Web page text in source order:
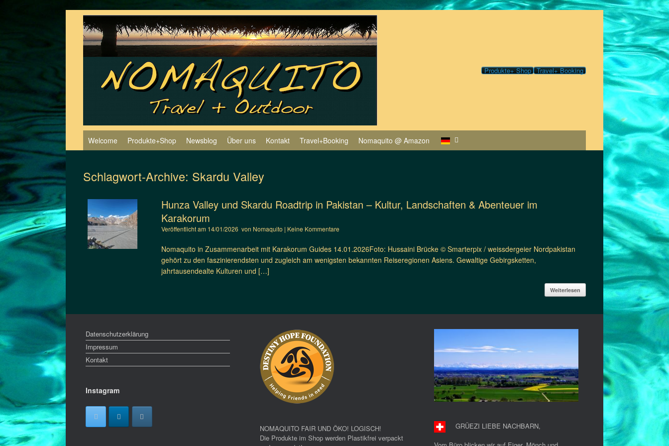
springen
Produkte+ Shop Travel+ Booking
Welcome Produkte+Shop Newsblog Über uns Kontakt Travel+Booking Nomaquito @ Amazon
Schlagwort-Archive: Skardu Valley
Hunza Valley und Skardu Roadtrip in Pakistan – Kultur, Landschaften & Abenteuer im
Karakorum
Veröffentlicht am 14/01/2026 von Nomaquito | Keine Kommentare
Nomaquito in Zusammenarbeit mit Karakorum Guides 14.01.2026Foto: Hussaini Brücke © Smarterpix / weissdergeier Nordpakistan
gehört zu den faszinierendsten und zugleich am wenigsten bekannten Reiseregionen Asiens. Gewaltige Gebirgsketten,
jahrtausendealte Kulturen und […]
Weiterlesen
Datenschutzerklärung
Impressum
Kontakt
Instagram
NOMAQUITO FAIR UND ÖKO! LOGISCH!
Die Produkte im Shop werden Plastikfrei verpackt
GRÜEZI LIEBE NACHBARN,